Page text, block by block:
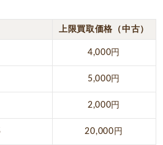
上限買取価格（中古）
4,000円
5,000円
2,000円
20,000円